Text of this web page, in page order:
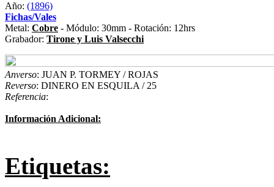
Año: (1896)
Fichas/Vales
Metal: Cobre - Módulo: 30mm - Rotación: 12hrs
Grabador: Tirone y Luis Valsecchi
Anverso: JUAN P. TORMEY / ROJAS
Reverso: DINERO EN ESQUILA / 25
Referencia:
Información Adicional:
Etiquetas: